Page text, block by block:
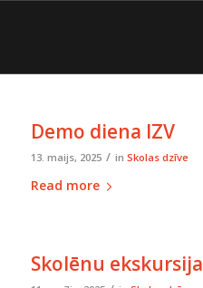
Demo diena IZV
13. maijs, 2025 / in Skolas dzīve
Read more
Skolēnu ekskursija